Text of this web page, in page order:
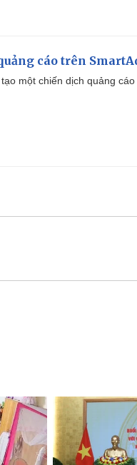
cáo trên
một chiến dịch quảng cáo